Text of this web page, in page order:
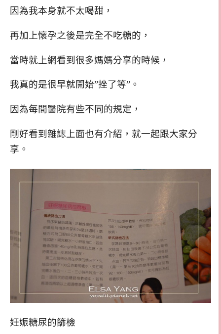
因為我本身就不太喝甜，
再加上懷孕之後是完全不吃糖的，
當時就上網看到很多媽媽分享的時候，
我真的是很早就開始”挫了等”。
因為每間醫院有些不同的規定，
剛好看到雜誌上面也有介紹，就一起跟大家分
享。
妊娠糖尿的篩檢